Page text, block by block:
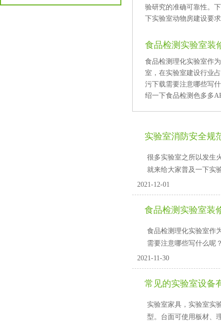
验研究的准确可靠性
下实验室动物房建设要
食品检测实验室装
食品检测理化实验室作
室，在实验室建设行业占
污下载需要注意哪些写什
绍一下食品检测色多多
实验室消防安全规
很多实验室之所以发生火
就来给大家普及一下实
2021-12-01
食品检测实验室装
食品检测理化实验室作为
需要注意哪些写什么呢
2021-11-30
常见的实验室设备有
实验室家具，实验室实验用
型。台面可使用板材、